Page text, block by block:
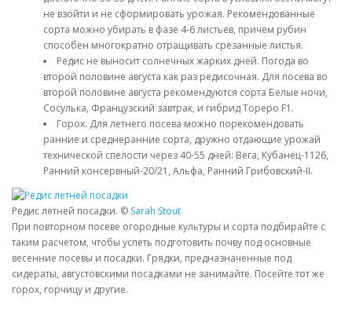
не взойти и не сформировать урожая. Рекомендованные
сорта можно убирать в фазе 4-6 листьев, причем рубин
способен многократно отращивать срезанные листья.
Редис не выносит солнечных жарких дней. Погода во
второй половине августа как раз редисочная. Для посева во
второй половине августа рекомендуются сорта Белые ночи,
Сосулька, Французский завтрак, и гибрид Тореро F1.
Горох. Для летнего посева можно порекомендовать
ранние и среднеранние сорта, дружно отдающие урожай
технической спелости через 40-55 дней: Вега, Кубанец-1126,
Ранний консервный-20/21, Альфа, Ранний Грибовский-II.
Редис летней посадки. © Sarah Stout
При повторном посеве огородные культуры и сорта подбирайте с
таким расчетом, чтобы успеть подготовить почву под основные
весенние посевы и посадки. Грядки, предназначенные под
сидераты, августовскими посадками не занимайте. Посейте тот же
горох, горчицу и другие.